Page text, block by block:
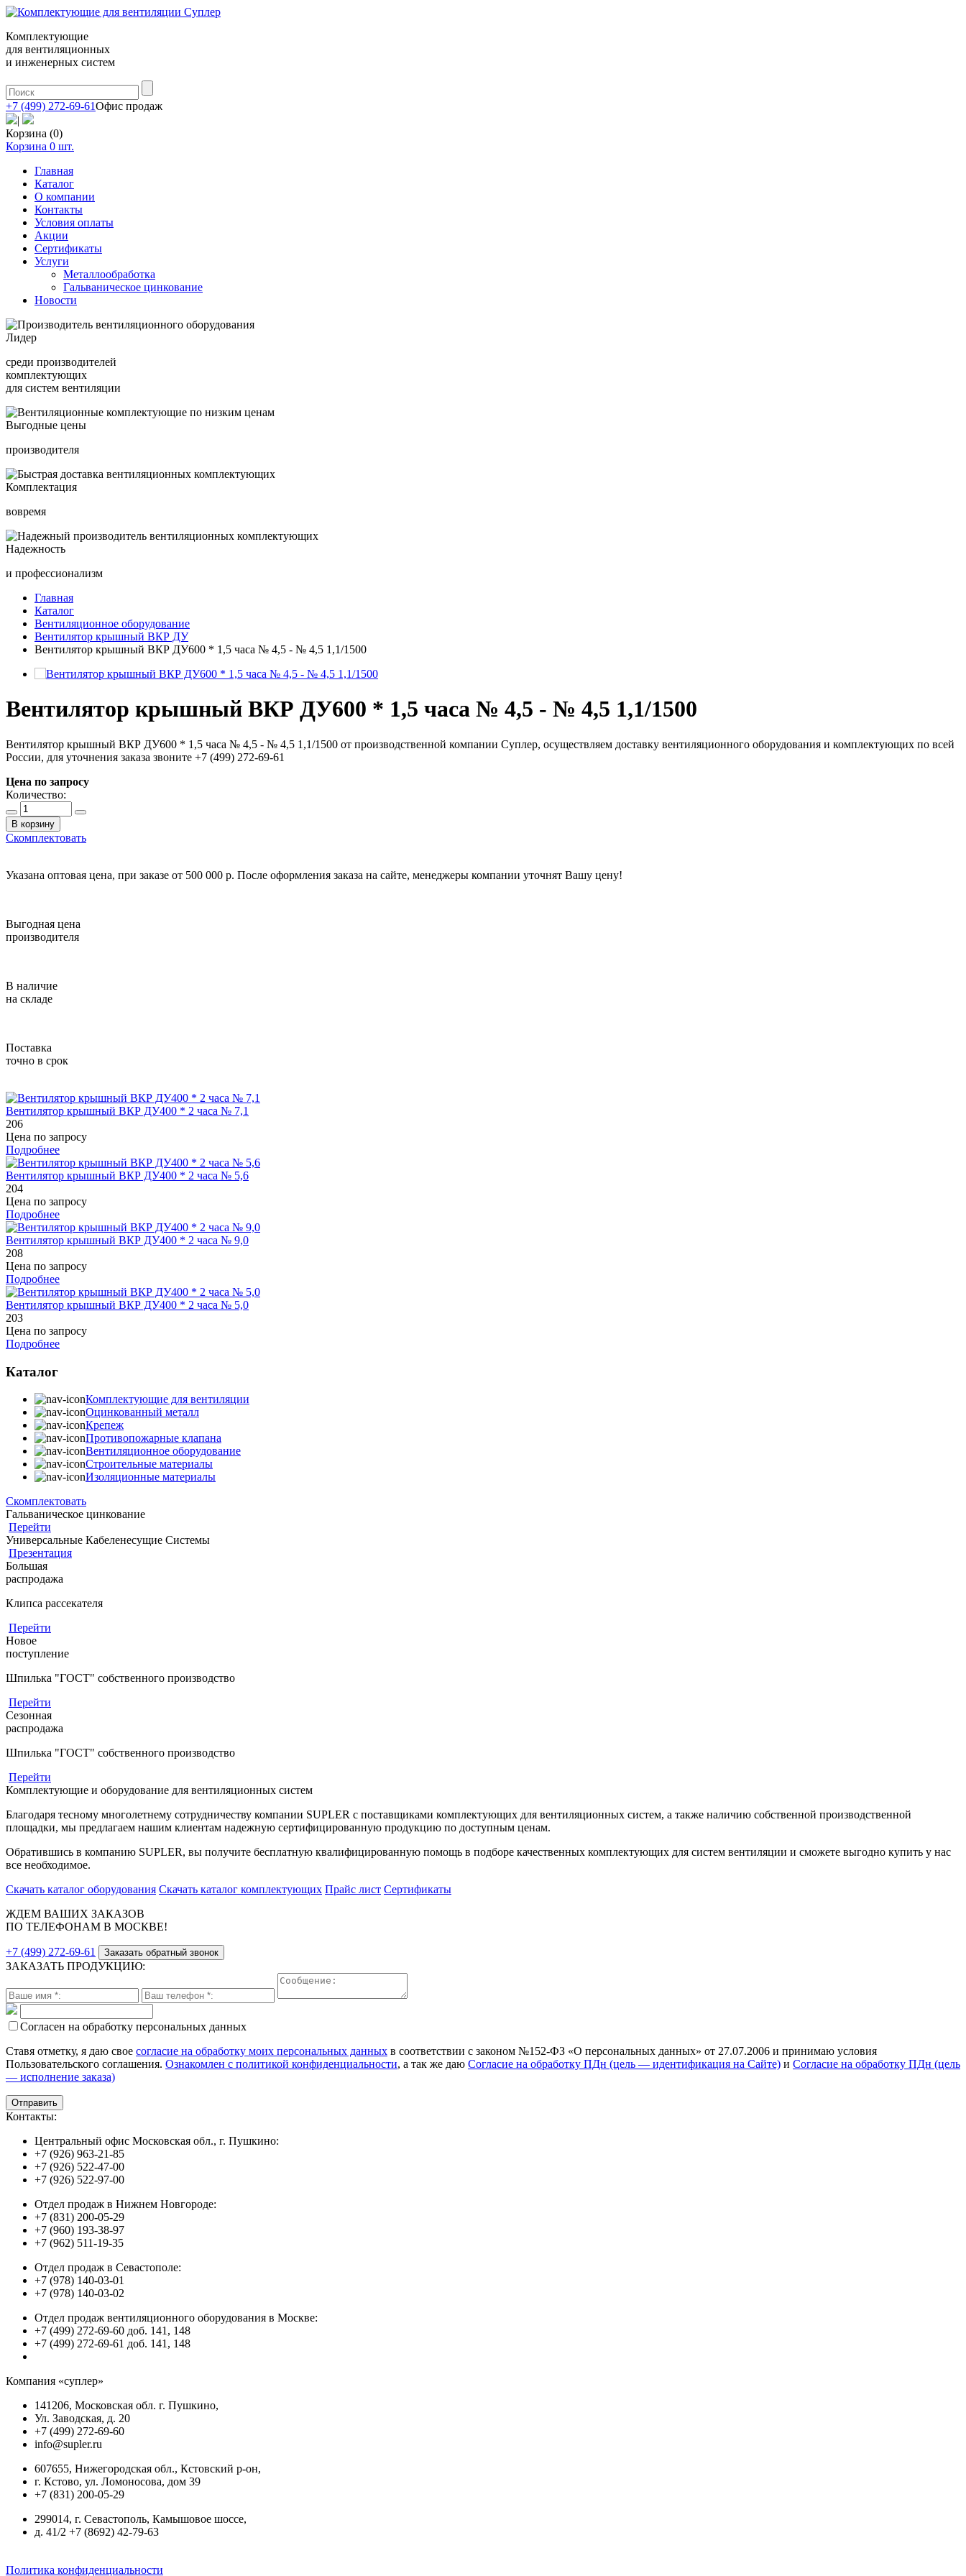
Комплектующие
для вентиляционных
и инженерных систем
+7 (499) 272-69-61Офис продаж
|
Корзина (0)
Корзина 0 шт.
Главная
Каталог
О компании
Контакты
Условия оплаты
Акции
Сертификаты
Услуги
Металлообработка
Гальваническое цинкование
Новости
Лидер
среди производителей
комплектующих
для систем вентиляции
Выгодные цены
производителя
Комплектация
вовремя
Надежность
и профессионализм
Главная
Каталог
Вентиляционное оборудование
Вентилятор крышный ВКР ДУ
Вентилятор крышный ВКР ДУ600 * 1,5 часа № 4,5 - № 4,5 1,1/1500
Вентилятор крышный ВКР ДУ600 * 1,5 часа № 4,5 - № 4,5 1,1/1500
Вентилятор крышный ВКР ДУ600 * 1,5 часа № 4,5 - № 4,5 1,1/1500 от производственной компании Суплер, осуществляем доставку вентиляционного оборудования и комплектующих по всей
России, для уточнения заказа звоните +7 (499) 272-69-61
Цена по запросу
Количество:
В корзину
Скомплектовать
Указана оптовая цена, при заказе от 500 000 р. После оформления заказа на сайте, менеджеры компании уточнят Вашу цену!
Выгодная цена
производителя
В наличие
на складе
Поставка
точно в срок
Вентилятор крышный ВКР ДУ400 * 2 часа № 7,1
206
Цена по запросу
Подробнее
Вентилятор крышный ВКР ДУ400 * 2 часа № 5,6
204
Цена по запросу
Подробнее
Вентилятор крышный ВКР ДУ400 * 2 часа № 9,0
208
Цена по запросу
Подробнее
Вентилятор крышный ВКР ДУ400 * 2 часа № 5,0
203
Цена по запросу
Подробнее
Каталог
Комплектующие для вентиляции
Оцинкованный металл
Крепеж
Противопожарные клапана
Вентиляционное оборудование
Строительные материалы
Изоляционные материалы
Скомплектовать
Гальваническое цинкование
Перейти
Универсальные Кабеленесущие Системы
Презентация
Большая
распродажа
Клипса рассекателя
Перейти
Новое
поступление
Шпилька "ГОСТ" собственного производство
Перейти
Сезонная
распродажа
Шпилька "ГОСТ" собственного производство
Перейти
Комплектующие и оборудование для вентиляционных систем
Благодаря тесному многолетнему сотрудничеству компании SUPLER с поставщиками комплектующих для вентиляционных систем, а также наличию собственной производственной
площадки, мы предлагаем нашим клиентам надежную сертифицированную продукцию по доступным ценам.
Обратившись в компанию SUPLER, вы получите бесплатную квалифицированную помощь в подборе качественных комплектующих для систем вентиляции и сможете выгодно купить у нас
все необходимое.
Скачать каталог оборудования Скачать каталог комплектующих Прайс лист Сертификаты
ЖДЕМ ВАШИХ ЗАКАЗОВ
ПО ТЕЛЕФОНАМ В МОСКВЕ!
+7 (499) 272-69-61 Заказать обратный звонок
ЗАКАЗАТЬ ПРОДУКЦИЮ:
Согласен на обработку персональных данных
Ставя отметку, я даю свое согласие на обработку моих персональных данных в соответствии с законом №152-ФЗ «О персональных данных» от 27.07.2006 и принимаю условия
Пользовательского соглашения. Ознакомлен с политикой конфиденциальности, а так же даю Согласие на обработку ПДн (цель — идентификация на Сайте) и Согласие на обработку ПДн (цель
— исполнение заказа)
Контакты:
Центральный офис Московская обл., г. Пушкино:
+7 (926) 963-21-85
+7 (926) 522-47-00
+7 (926) 522-97-00
Отдел продаж в Нижнем Новгороде:
+7 (831) 200-05-29
+7 (960) 193-38-97
+7 (962) 511-19-35
Отдел продаж в Севастополе:
+7 (978) 140-03-01
+7 (978) 140-03-02
Отдел продаж вентиляционного оборудования в Москве:
+7 (499) 272-69-60 доб. 141, 148
+7 (499) 272-69-61 доб. 141, 148
Компания «суплер»
141206, Московская обл. г. Пушкино,
Ул. Заводская, д. 20
+7 (499) 272-69-60
info@supler.ru
607655, Нижегородская обл., Кстовский р-он,
г. Кстово, ул. Ломоносова, дом 39
+7 (831) 200-05-29
299014, г. Севастополь, Камышовое шоссе,
д. 41/2 +7 (8692) 42-79-63
Политика конфиденциальности